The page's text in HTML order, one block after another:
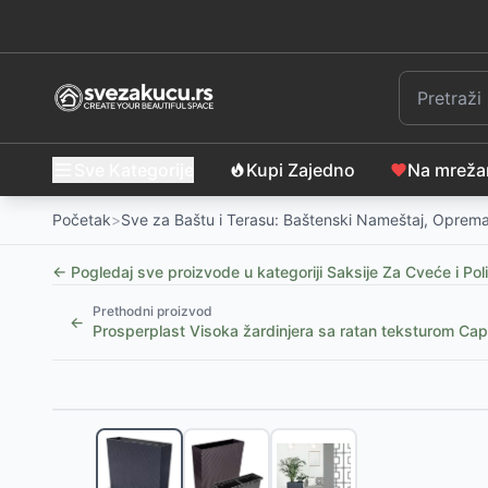
Kupi Zajedno Na
Početak>Sve za Baštu i Terasu: Baštenski Nameštaj,
← Pogledaj sve proizvode u kategoriji Saksije Za Cveće i
←
Prethodni proizvod
Prosperplast Visoka žardinjera sa ratan teksturom
Baštenska saksija KRAGE Ø16xV15 cm, tamno zelena
Saksija RUDOLF Ø18 x V16 cm, badem